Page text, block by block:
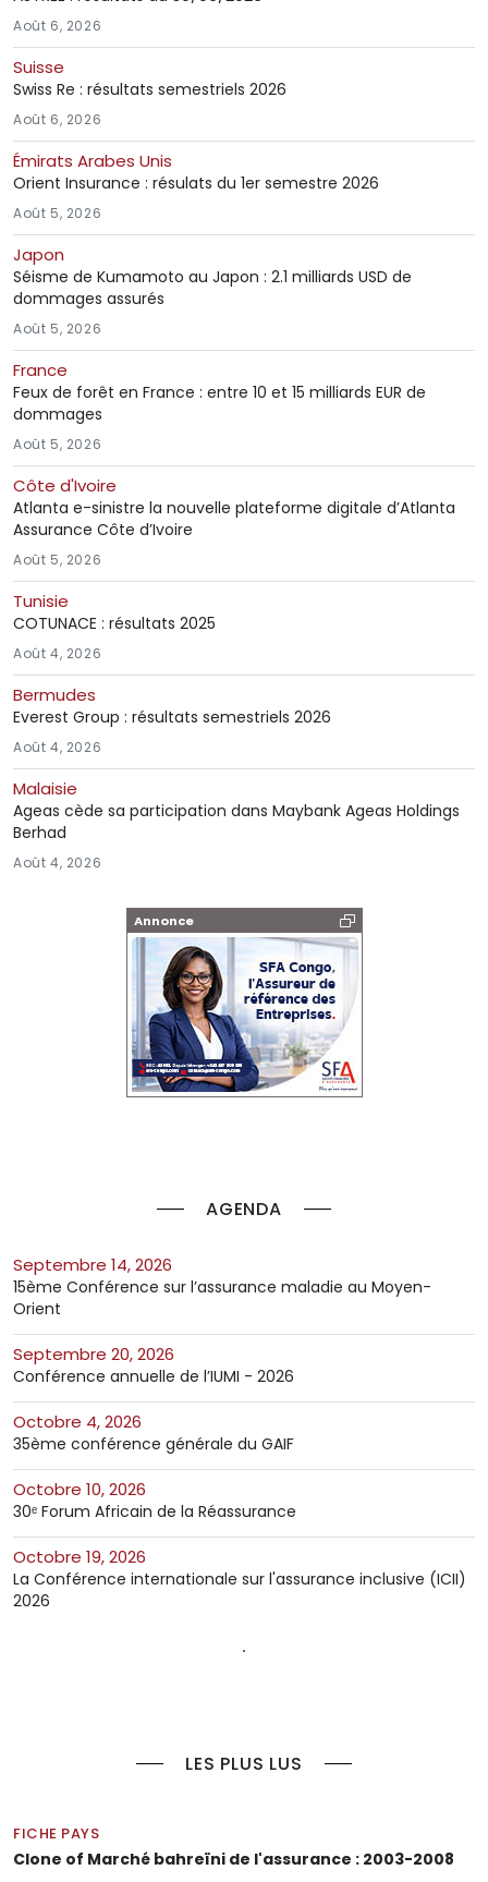
Annonce
AGENDA
septembre 14, 2026
15ème Conférence sur l’assurance maladie au Moyen-
Orient
septembre 20, 2026
Conférence annuelle de l’IUMI - 2026
octobre 4, 2026
35ème conférence générale du GAIF
octobre 10, 2026
30ᵉ Forum Africain de la Réassurance
octobre 19, 2026
La Conférence internationale sur l'assurance inclusive (ICII)
2026
LES PLUS LUS
FICHE PAYS
Clone of Marché bahreïni de l'assurance : 2003-2008
Août 6, 2026
Suisse
Swiss Re : résultats semestriels 2026
Août 6, 2026
Émirats Arabes Unis
Orient Insurance : résulats du 1er semestre 2026
Août 5, 2026
Japon
Séisme de Kumamoto au Japon : 2.1 milliards USD de
dommages assurés
Août 5, 2026
France
Feux de forêt en France : entre 10 et 15 milliards EUR de
dommages
Août 5, 2026
Côte d'Ivoire
Atlanta e-sinistre la nouvelle plateforme digitale d’Atlanta
Assurance Côte d’Ivoire
Août 5, 2026
Tunisie
COTUNACE : résultats 2025
Août 4, 2026
Bermudes
Everest Group : résultats semestriels 2026
Août 4, 2026
Malaisie
Ageas cède sa participation dans Maybank Ageas Holdings
Berhad
Août 4, 2026